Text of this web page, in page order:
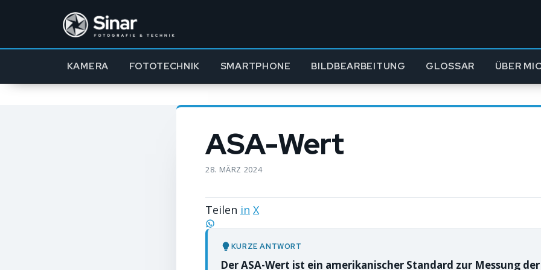
KAMERA FOTOTECHNIK SMARTPHONE BILDBEARBEITUNG GLOSSAR ÜBER
ASA-Wert
28. MÄRZ 2024
Teilen in X
KURZE ANTWORT
Der ASA-Wert ist ein amerikanischer Standard zur Messung der